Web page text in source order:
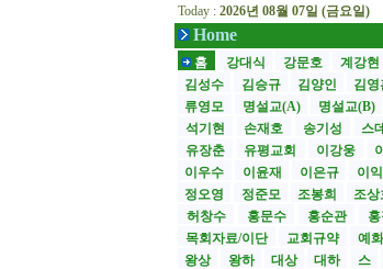
Today : 2026년 08월 07일 (금요일)
Home
홈
강대식 강문호 계강현
김성수
김승규 김양인 김영
류영모
명설교(A) 명설교(B)
석기현
손재호 송기성 스
유장춘
유평교회 이강웅
이우수
이윤재 이은규 이
정오영
정준모 조봉희 조상
허창수
홍문수 홍순관
목회자료/이단
교회규약 예
왕상
왕하 대상 대하 스